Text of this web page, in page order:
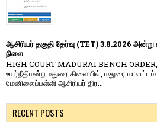
ஆசிரியர் தகுதி தேர்வு (TET) 3.8.2026
நிலை
HIGH COURT MADURAI BENCH
உயர்நீதிமன்ற மதுரை கிளையில், மதுரை
மேனிலைப்பள்ளி ஆசிரியர் திர...
RECENT POSTS